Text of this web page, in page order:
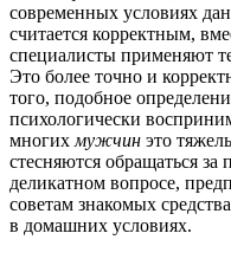
современных условиях
считается корректным,
специалисты применяют
Это более точно и
того, подобное
психологически
многихмужчин это
стесняются обращаться
деликатном вопросе,
советам знакомых
в домашних условиях.